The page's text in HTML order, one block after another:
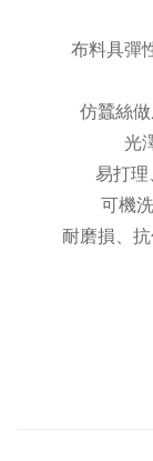
布料具彈
仿蠶絲
光
易打理
可機
耐磨損、